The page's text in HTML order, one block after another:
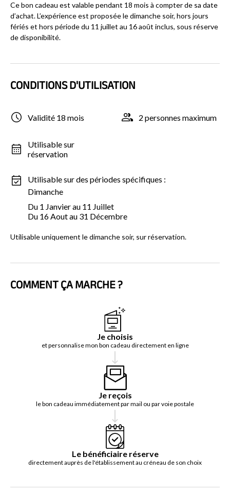
Ce bon cadeau est valable pendant 18 mois à compter de sa date
d’achat. L’expérience est proposée le dimanche soir, hors jours
fériés et hors période du 11 juillet au 16 août inclus, sous réserve
de disponibilité.
CONDITIONS D'UTILISATION
Validité 18 mois 2 personnes maximum
Utilisable sur
réservation
Utilisable sur des périodes spécifiques :
Dimanche
Du 1 Janvier au 11 Juillet
Du 16 Aout au 31 Décembre
Utilisable uniquement le dimanche soir, sur réservation.
COMMENT ÇA MARCHE ?
Je choisis
et personnalise mon bon cadeau directement en ligne
Je reçois
le bon cadeau immédiatement par mail ou par voie postale
Le bénéficiaire réserve
directement auprès de l'établissement au créneau de son choix